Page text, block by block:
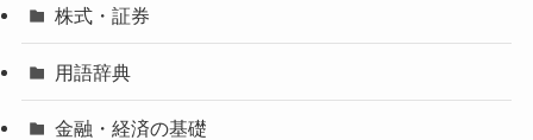
株式・証券
用語辞典
金融・経済の基礎